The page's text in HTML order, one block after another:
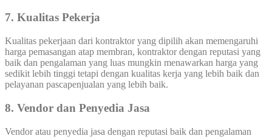
7. Kualitas Pekerja
Kualitas pekerjaan dari kontraktor yang dipilih akan memengaruhi
harga pemasangan atap membran, kontraktor dengan reputasi yang
baik dan pengalaman yang luas mungkin menawarkan harga yang
sedikit lebih tinggi tetapi dengan kualitas kerja yang lebih baik dan
pelayanan pascapenjualan yang lebih baik.
8. Vendor dan Penyedia Jasa
Vendor atau penyedia jasa dengan reputasi baik dan pengalaman